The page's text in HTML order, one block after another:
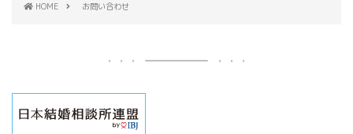
HOME お問い合わせ